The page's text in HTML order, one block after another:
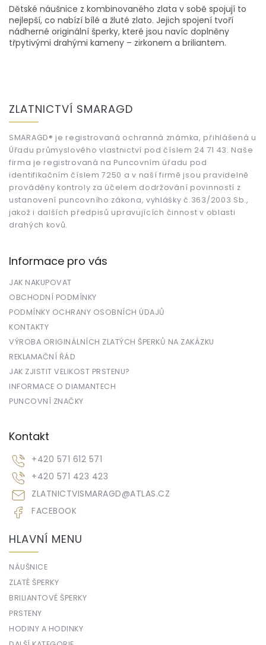
l
á
d
a
k
v
ý
p
i
s
u
Dětské náušnice z kombinovaného zlata v sobě spojují to
nejlepší, co nabízí bílé a žluté zlato. Jejich spojení tvoří
nádherné originální šperky, které jsou navíc doplněny
třpytivými drahými kameny – zirkonem a briliantem.
ZLATNICTVÍ SMARAGD
SMARAGD® je registrovaná ochranná známka, přihlášená u
Úřadu průmyslového vlastnictví pod číslem 24 71 43. Naše
firma je registrovaná na Puncovním úřadu pod
identifikačním číslem 7250 a v naší firmě jsou pravidelně
prováděny kontroly za účelem dodržování povinností z
ustanovení puncovního zákona, vyhlášky č.363/2003 Sb.,
jakož i dalších předpisů upravujících činnost v oblasti
drahých kovů.
Informace pro vás
JAK NAKUPOVAT
OBCHODNÍ PODMÍNKY
PODMÍNKY OCHRANY OSOBNÍCH ÚDAJŮ
KONTAKTY
VÝROBA ORIGINÁLNÍCH ZLATÝCH ŠPERKŮ NA ZAKÁZKU
REKLAMAČNÍ ŘÁD
JAK ZJISTIT VELIKOST PRSTENU?
INFORMACE O DIAMANTECH
PUNCOVNÍ ZNAČKY
Kontakt
ZLATNICTVISMARAGD@ATLAS.CZ
+420 571 612 571
+420 571 423 423
FACEBOOK
HLAVNÍ MENU
NÁUŠNICE
ZLATÉ ŠPERKY
BRILIANTOVÉ ŠPERKY
PRSTENY
HODINY A HODINKY